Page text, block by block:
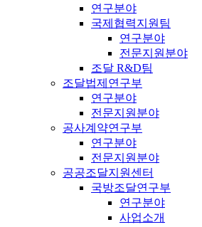
연구분야
국제협력지원팀
연구분야
전문지원분야
조달 R&D팀
조달법제연구부
연구분야
전문지원분야
공사계약연구부
연구분야
전문지원분야
공공조달지원센터
국방조달연구부
연구분야
사업소개